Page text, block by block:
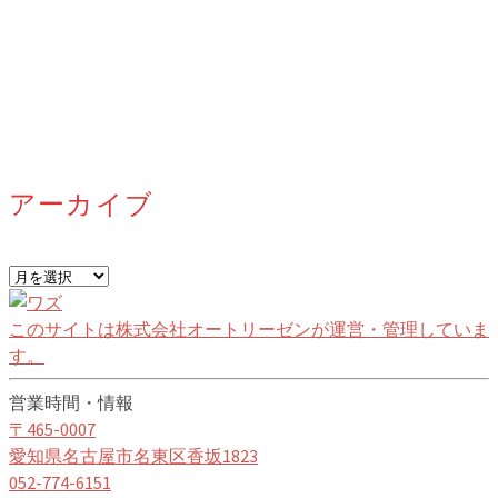
アーカイブ
ア
ー
カ
イ
ブ
このサイトは株式会社オートリーゼンが運営・管理していま
す。
営業時間・情報
〒465-0007
愛知県名古屋市名東区香坂1823
052-774-6151